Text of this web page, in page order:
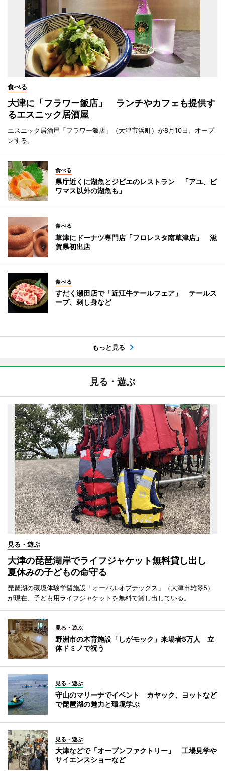
食べる
大津に「フラワー飯店」 ランチやカフェも提供す
るエスニック居酒屋
エスニック居酒屋「フラワー飯店」（大津市浜町）が8月10日、オープ
ンする。
食べる
県庁近くに湖魚とジビエのレストラン 「アユ、ビ
ワマス以外の湖魚も」
食べる
草津にドーナツ専門店「フロレスタ南草津店」 滋
賀県初出店
食べる
すだく瀬田店で「近江牛テールフェア」 テールス
ープ、刺し身など
もっと見る
見る・遊ぶ
見る・遊ぶ
大津の琵琶湖岸でライフジャケット無料貸し出し
夏休みの子どもの命守る
琵琶湖の環境体験学習施設「オーパルオプテックス」（大津市雄琴5）
が現在、子ども用ライフジャケットを無料で貸し出している。
見る・遊ぶ
野洲市の木育施設「しがモック」来場者5万人 立
体ドミノで祝う
見る・遊ぶ
守山のマリーナでイベント カヤック、ヨットなど
で琵琶湖の魅力と環境学ぶ
見る・遊ぶ
大津などで「オープンファクトリー」 工場見学や
サイエンスショーなど